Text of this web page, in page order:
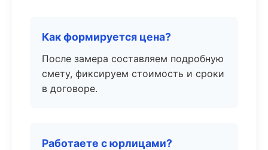
Как формируется цена?
После замера составляем подробную
смету, фиксируем стоимость и сроки
в договоре.
Работаете с юрлицами?